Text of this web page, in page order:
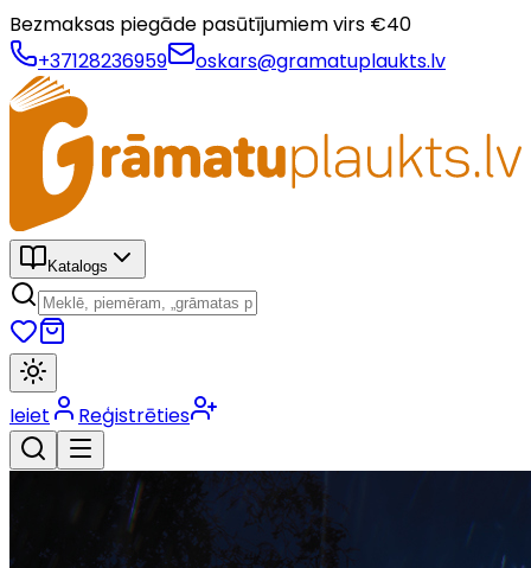
Bezmaksas piegāde pasūtījumiem virs €40
+37128236959
oskars@gramatuplaukts.lv
Katalogs
Ieiet Reģistrēties